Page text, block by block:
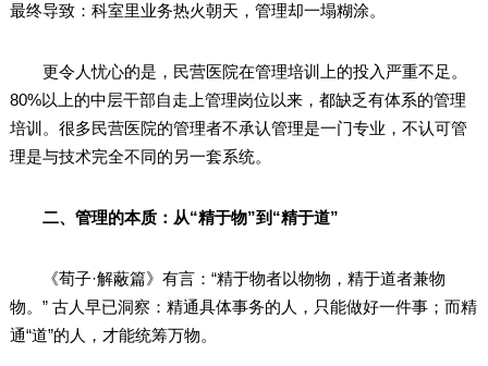
最终导致：科室里业务热火朝天，管理却一塌糊涂。
更令人忧心的是，民营医院在管理培训上的投入严重不足。
80%以上的中层干部自走上管理岗位以来，都缺乏有体系的管理
培训。很多民营医院的管理者不承认管理是一门专业，不认可管
理是与技术完全不同的另一套系统。
二、管理的本质：从“精于物”到“精于道”
《荀子·解蔽篇》有言：“精于物者以物物，精于道者兼物
物。” 古人早已洞察：精通具体事务的人，只能做好一件事；而精
通“道”的人，才能统筹万物。